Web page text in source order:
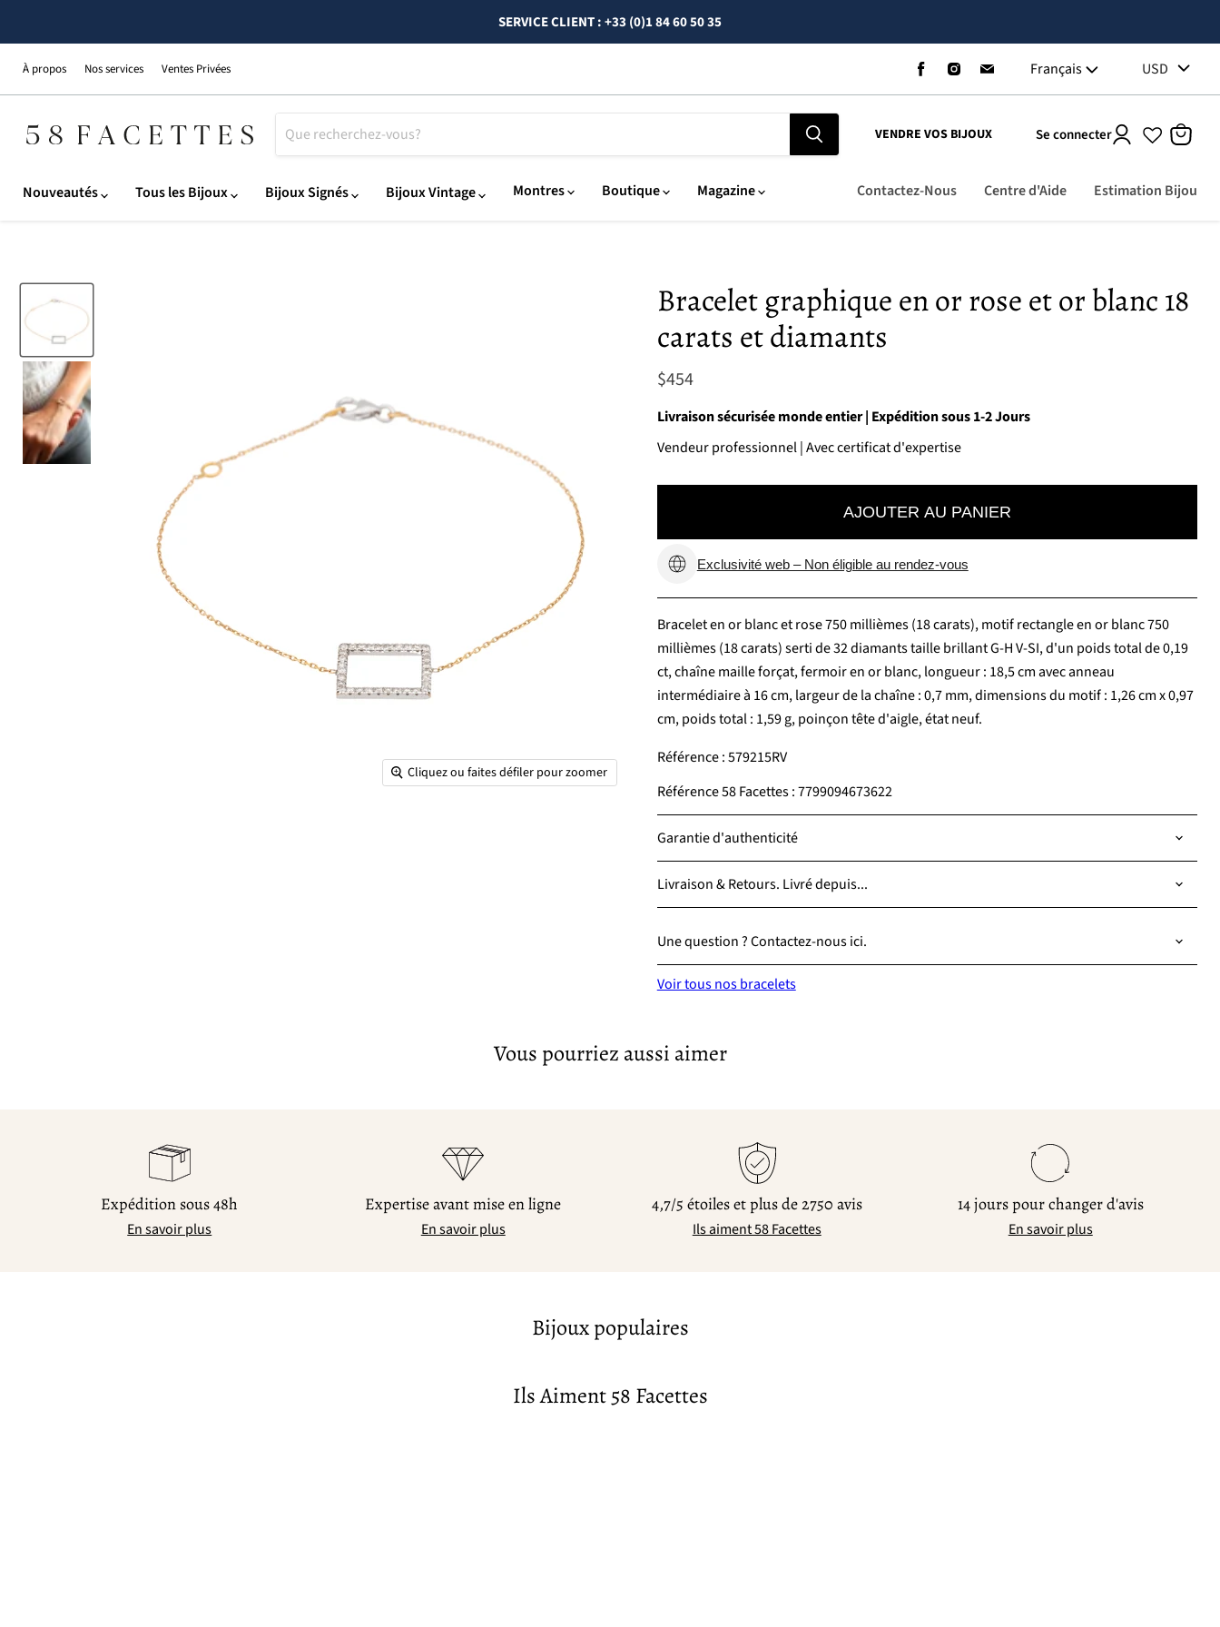
SERVICE CLIENT : +33 (0)1 84 60 50 35
À propos Nos services Ventes Privées
Trouvez-
nous
sur
Trouvez-
nous
sur
Trouvez-
sur
Français USD
VENDRE VOS BIJOUX Se connecter
panier
Nouveautés Tous les Bijoux Bijoux Signés Bijoux Vintage Montres Boutique Magazine Contactez-Nous Centre d'Aide Estimation Bijou
Cliquez ou faites défiler pour zoomer
Bracelet graphique en or rose et or blanc 18
carats et diamants
Actuel
$454
Livraison sécurisée monde entier | Expédition sous 1-2 Jours
Vendeur professionnel | Avec certificat d'expertise
AJOUTER AU PANIER
Exclusivité web – Non éligible au rendez-vous
Bracelet en or blanc et rose 750 millièmes (18 carats), motif rectangle en or blanc 750
millièmes (18 carats) serti de 32 diamants taille brillant G-H V-SI, d'un poids total de 0,19
ct, chaîne maille forçat, fermoir en or blanc, longueur : 18,5 cm avec anneau
intermédiaire à 16 cm, largeur de la chaîne : 0,7 mm, dimensions du motif : 1,26 cm x 0,97
cm, poids total : 1,59 g, poinçon tête d'aigle, état neuf.
Référence : 579215RV
Référence 58 Facettes : 7799094673622
Garantie d'authenticité
Livraison & Retours. Livré depuis...
Une question ? Contactez-nous ici.
Voir tous nos bracelets
Vous pourriez aussi aimer
Expédition sous 48h
En savoir plus
Expertise avant mise en ligne
En savoir plus
4,7/5 étoiles et plus de 2750 avis
Ils aiment 58 Facettes
14 jours pour changer d'avis
En savoir plus
Bijoux populaires
Ils Aiment 58 Facettes